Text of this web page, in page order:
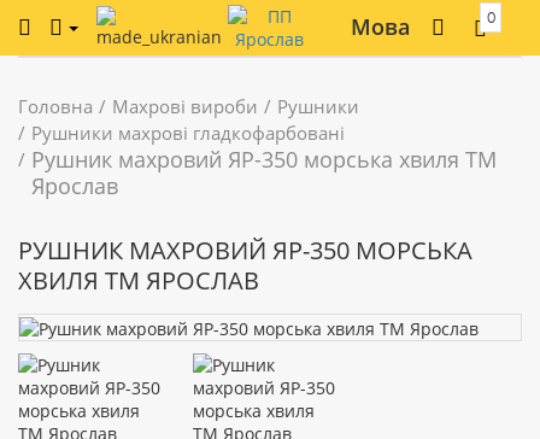
Мова 0
Головна Махрові вироби
Рушники
Рушники махрові гладкофарбовані
Рушник махровий ЯР-350 морська хвиля ТМ
Ярослав
РУШНИК МАХРОВИЙ ЯР-350 МОРСЬКА
ХВИЛЯ ТМ ЯРОСЛАВ